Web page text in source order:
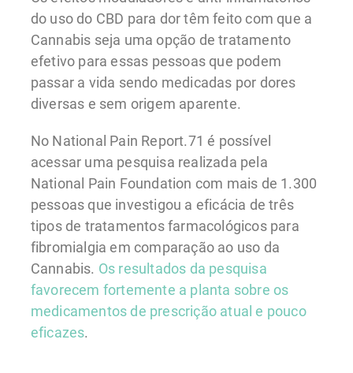
do uso do CBD para dor têm feito com que a
Cannabis seja uma opção de tratamento
efetivo para essas pessoas que podem
passar a vida sendo medicadas por dores
diversas e sem origem aparente.
No National Pain Report.71 é possível
acessar uma pesquisa realizada pela
National Pain Foundation com mais de 1.300
pessoas que investigou a eficácia de três
tipos de tratamentos farmacológicos para
fibromialgia em comparação ao uso da
Cannabis. Os resultados da pesquisa
favorecem fortemente a planta sobre os
medicamentos de prescrição atual e pouco
eficazes.